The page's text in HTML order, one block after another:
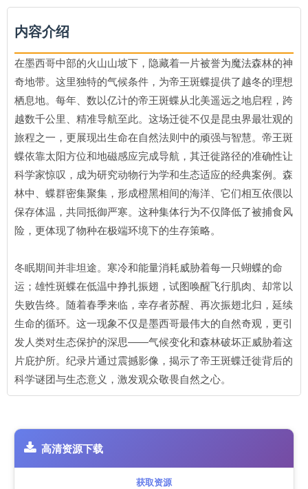
内容介绍
在墨西哥中部的火山山坡下，隐藏着一片被誉为魔法森林的神
奇地带。这里独特的气候条件，为帝王斑蝶提供了越冬的理想
栖息地。每年、数以亿计的帝王斑蝶从北美遥远之地启程，跨
越数千公里、精准导航至此。这场迁徙不仅是昆虫界最壮观的
旅程之一，更展现出生命在自然法则中的顽强与智慧。帝王斑
蝶依靠太阳方位和地磁感应完成导航，其迁徙路径的准确性让
科学家惊叹，成为研究动物行为学和生态适应的经典案例。森
林中、蝶群密集聚集，形成橙黑相间的海洋、它们相互依偎以
保存体温，共同抵御严寒。这种集体行为不仅降低了被捕食风
险，更体现了物种在极端环境下的生存策略。
冬眠期间并非坦途。寒冷和能量消耗威胁着每一只蝴蝶的命
运；雄性斑蝶在低温中挣扎振翅，试图唤醒飞行肌肉、却常以
失败告终。随着春季来临，幸存者苏醒、再次振翅北归，延续
生命的循环。这一现象不仅是墨西哥最伟大的自然奇观，更引
发人类对生态保护的深思——气候变化和森林破坏正威胁着这
片庇护所。纪录片通过震撼影像，揭示了帝王斑蝶迁徙背后的
科学谜团与生态意义，激发观众敬畏自然之心。
高清资源下载
获取资源